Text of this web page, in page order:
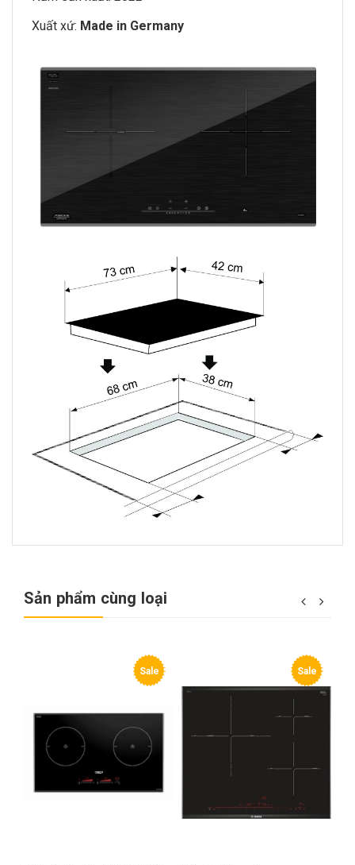
Xuất xứ: Made in Germany
Sản phẩm cùng loại
Sale Sale